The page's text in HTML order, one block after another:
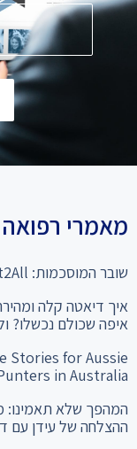
מאמרי
שובר המוסכמות: Diet2All – הדרך שלך לחיים חדשים
איך דיאטה קלה
איפה שכולם נכשלו?
Stories for Aussie
in Australia
ההצלחה של עידן עם